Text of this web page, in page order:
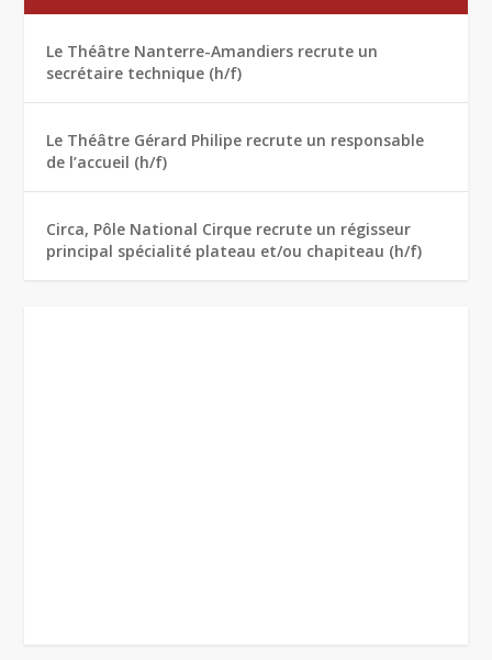
Le Théâtre Nanterre-Amandiers recrute un
secrétaire technique (h/f)
Le Théâtre Gérard Philipe recrute un responsable
de l’accueil (h/f)
Circa, Pôle National Cirque recrute un régisseur
principal spécialité plateau et/ou chapiteau (h/f)